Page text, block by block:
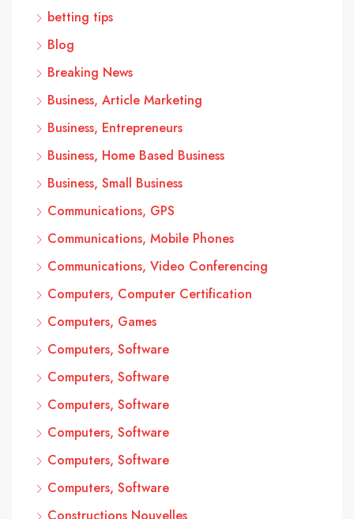
betting tips
Blog
Breaking News
Business, Article Marketing
Business, Entrepreneurs
Business, Home Based Business
Business, Small Business
Communications, GPS
Communications, Mobile Phones
Communications, Video Conferencing
Computers, Computer Certification
Computers, Games
Computers, Software
Computers, Software
Computers, Software
Computers, Software
Computers, Software
Computers, Software